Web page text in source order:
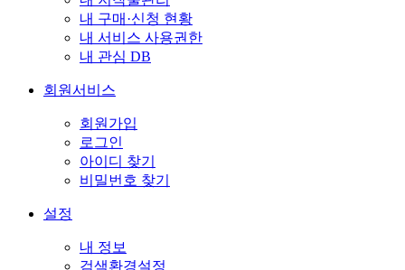
내 구매·신청 현황
내 서비스 사용권한
내 관심 DB
회원서비스
회원가입
로그인
아이디 찾기
비밀번호 찾기
설정
내 정보
검색환경설정